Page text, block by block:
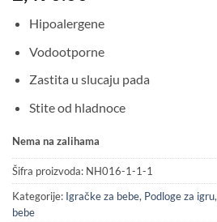
Hipoalergene
Vodootporne
Zastita u slucaju pada
Stite od hladnoce
Nema na zalihama
Šifra proizvoda: NH016-1-1-1
Kategorije: Igračke za bebe, Podloge za igru,
bebe